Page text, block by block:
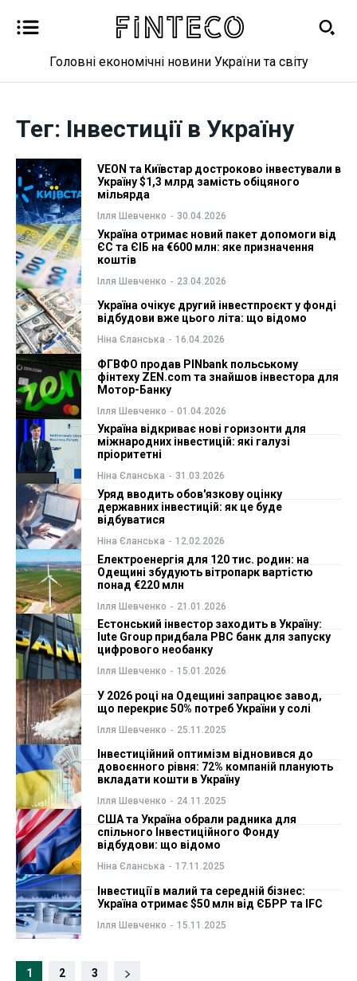
Фінанси
Валютний ринок
Криптовалюта
Робота і освіта
Публікації
ФОП
Курс валют
Ми в соц. мережах
Фінанси
Валютний ринок
Криптовалюта
Робота і освіта
Публікації
ФОП
Курс валют
Ми в соц. мережах
Головні економічні новини України та світу
Тег: Інвестиції в Україну
VEON та Київстар достроково інвестували в
Україну $1,3 млрд замість обіцяного
мільярда
Ілля Шевченко - 30.04.2026
Україна отримає новий пакет допомоги від
ЄС та ЄІБ на €600 млн: яке призначення
коштів
Ілля Шевченко - 23.04.2026
Україна очікує другий інвестпроєкт у фонді
відбудови вже цього літа: що відомо
Ніна Єланська - 16.04.2026
ФГВФО продав PINbank польському
фінтеху ZEN.com та знайшов інвестора для
Мотор-Банку
Ілля Шевченко - 01.04.2026
Україна відкриває нові горизонти для
міжнародних інвестицій: які галузі
пріоритетні
Ніна Єланська - 31.03.2026
Уряд вводить обов'язкову оцінку
державних інвестицій: як це буде
відбуватися
Ніна Єланська - 12.02.2026
Електроенергія для 120 тис. родин: на
Одещині збудують вітропарк вартістю
понад €220 млн
Ілля Шевченко - 21.01.2026
Естонський інвестор заходить в Україну:
Iute Group придбала РВС банк для запуску
цифрового необанку
Ілля Шевченко - 15.01.2026
У 2026 році на Одещині запрацює завод,
що перекриє 50% потреб України у солі
Ілля Шевченко - 25.11.2025
Інвестиційний оптимізм відновився до
довоєнного рівня: 72% компаній планують
вкладати кошти в Україну
Ілля Шевченко - 24.11.2025
США та Україна обрали радника для
спільного Інвестиційного Фонду
відбудови: що відомо
Ніна Єланська - 17.11.2025
Інвестиції в малий та середній бізнес:
Україна отримає $50 млн від ЄБРР та IFC
Ілля Шевченко - 15.11.2025
1 2 3